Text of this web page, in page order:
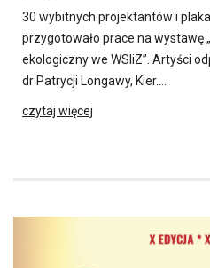
30 wybitnych projektantów i
przygotowało prace na wystawę
ekologiczny we WSIiZ”. Artyści
dr Patrycji Longawy, Kier….
czytaj więcej